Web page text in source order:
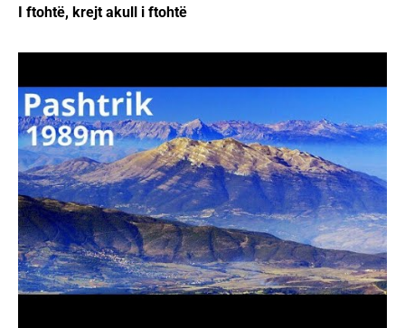
I ftohtë, krejt akull i ftohtë